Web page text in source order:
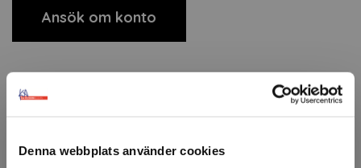
Denna webbplats använder cookies
Ansök om konto
Beskrivning
3M™ Fasara™ är en serie glasdekorfolie i polyester för
och funktion genom att kontrollera ljus och insyn